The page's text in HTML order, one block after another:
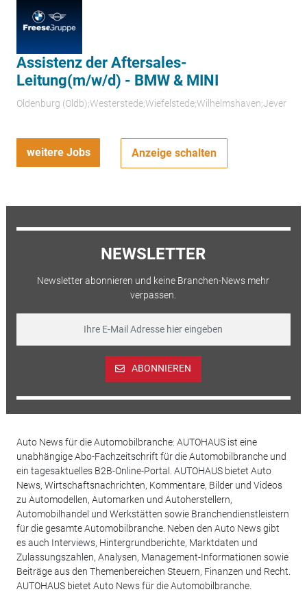
Assistenz der Aftersales-
Leitung(m/w/d) - BMW & MINI
Oldenburg (Oldb);Westerstede;Wiefelstede;Wilhelmshaven;Jever
weitere Jobs Anzeige schalten
NEWSLETTER
Newsletter abonnieren und keine Branchen-News mehr
verpassen.
ABONNIEREN
Auto News für die Automobilbranche: AUTOHAUS ist eine
unabhängige Abo-Fachzeitschrift für die Automobilbranche und
ein tagesaktuelles B2B-Online-Portal. AUTOHAUS bietet Auto
News, Wirtschaftsnachrichten, Kommentare, Bilder und Videos
zu Automodellen, Automarken und Autoherstellern,
Automobilhandel und Werkstätten sowie Branchendienstleistern
für die gesamte Automobilbranche. Neben den Auto News gibt
es auch Interviews, Hintergrundberichte, Marktdaten und
Zulassungszahlen, Analysen, Management-Informationen sowie
Beiträge aus den Themenbereichen Steuern, Finanzen und Recht.
AUTOHAUS bietet Auto News für die Automobilbranche.